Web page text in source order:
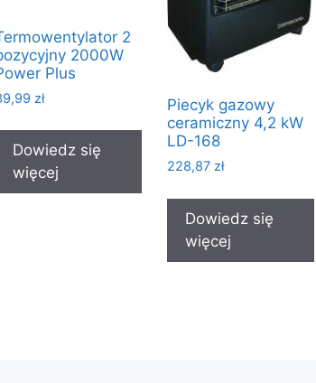
2
2000W
Plus
zł
Dowiedz się
więcej
Piecyk gazowy
ceramiczny 4,2 kW
LD-168
228,87 zł
Dowiedz się
więcej